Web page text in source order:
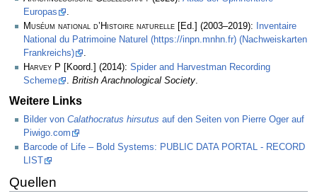
Europas
Muséum national d’Histoire naturelle [Ed.] (2003–2019):
Inventaire
National du Patrimoine Naturel (https://inpn.mnhn.fr) (Nachweiskarten
Frankreichs)
.
Harvey P [Koord.] (2014): Spider and Harvestman Recording
Scheme
. British Arachnological Society.
Weitere Links
Bilder von Calathocratus hirsutus auf den Seiten von Pierre Oger auf
Piwigo.com
Barcode of Life – Bold Systems: PUBLIC DATA PORTAL - RECORD
LIST
Quellen